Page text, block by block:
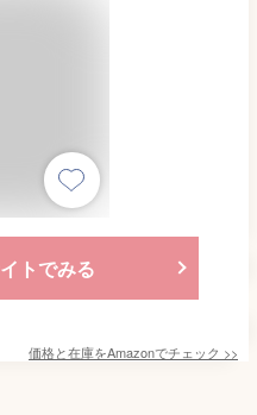
トでみる
価格と在庫をAmazonでチェック >>